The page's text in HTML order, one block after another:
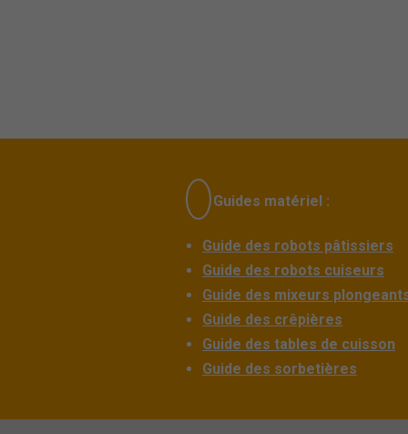
Guides matériel :
Guide des robots pâtissiers
Guide des robots cuiseurs
Guide des mixeurs
Guide des crêpières
Guide des tables de cuisson
Guide des sorbetières